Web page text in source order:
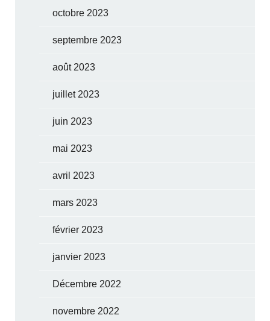
octobre 2023
septembre 2023
août 2023
juillet 2023
juin 2023
mai 2023
avril 2023
mars 2023
février 2023
janvier 2023
Décembre 2022
novembre 2022